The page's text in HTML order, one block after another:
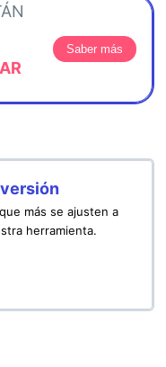
Saber más
más se ajusten a
herramienta.